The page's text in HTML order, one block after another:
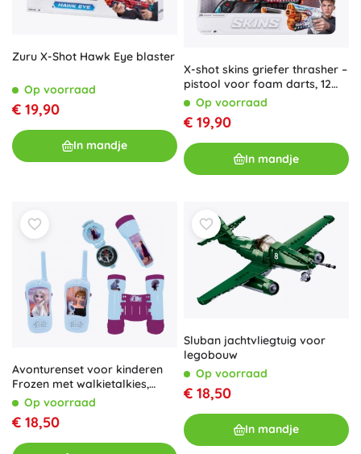
Zuru X-Shot Hawk Eye blaster
Op voorraad
€ 19,90
In mandje
X-shot skins griefer thrasher –
pistool voor foam darts, 12
pijltjes
Op voorraad
€ 19,90
In mandje
Avonturenset voor kinderen
Frozen met walkietalkies,
zaklamp, verrekijker en
kompas
Op voorraad
€ 18,50
Sluban jachtvliegtuig voor
legobouw
Op voorraad
€ 18,50
In mandje